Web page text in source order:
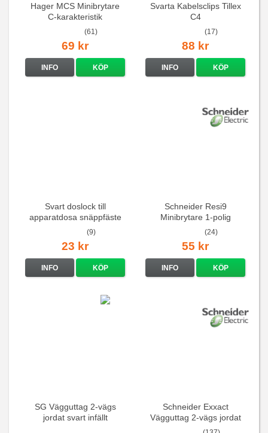
Hager MCS Minibrytare
C-karakteristik
QuickConnect
(61)
69 kr
INFO KÖP
Svarta Kabelsclips Tillex
C4
(17)
88 kr
INFO KÖP
Svart doslock till
apparatdosa snäppfäste
(9)
23 kr
INFO KÖP
Schneider Resi9
Minibrytare 1-polig
(24)
55 kr
INFO KÖP
SG Vägguttag 2-vägs
jordat svart infällt
Schneider Exxact
Vägguttag 2-vägs jordat
Vit standarduttag